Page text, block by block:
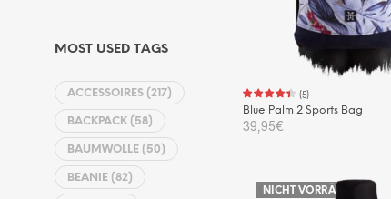
MOST USED TAGS
ACCESSOIRES (217)
BACKPACK(58)
BAUMWOLLE (50)
BEANIE (82)
(5)
Blue Palm 2 Sports Bag
39,95€
NICHT VORRÄTIG